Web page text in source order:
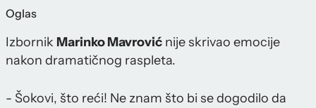
Oglas
Izbornik Marinko Mavrović nije skrivao emocije
nakon dramatičnog raspleta.
- Šokovi, što reći! Ne znam što bi se dogodilo da